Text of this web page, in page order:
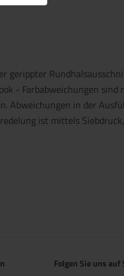
gerippter
- Farbabweichungen sind
Abweichungen in der
ist mittels
Folgen Sie uns auf